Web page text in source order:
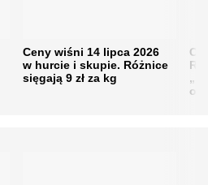
Ceny wiśni 14 lipca 2026
w hurcie i skupie. Różnice
sięgają 9 zł za kg